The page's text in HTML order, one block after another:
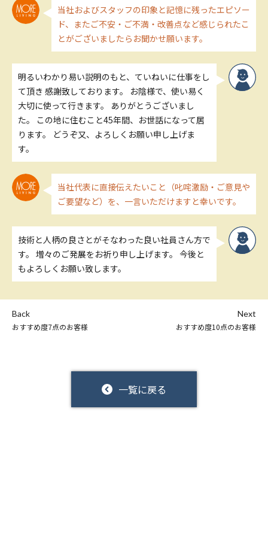
当社およびスタッフの印象と記憶に残ったエピソー
ド、またご不安・ご不満・改善点など感じられたこ
とがございましたらお聞かせ願います。
明るいわかり易い説明のもと、ていねいに仕事をし
て頂き 感謝致しております。 お陰様で、使い易く
大切に使って行きます。 ありがとうございまし
た。 この地に住むこと45年間、お世話になって居
ります。 どうぞ又、よろしくお願い申し上げま
す。
当社代表に直接伝えたいこと（叱咤激励・ご意見や
ご要望など）を、一言いただけますと幸いです。
技術と人柄の良さとがそなわった良い社員さん方で
す。 増々のご発展をお祈り申し上げます。 今後と
もよろしくお願い致します。
Back
おすすめ度7点のお客様
一覧に戻る
Next
おすすめ度10点のお客様